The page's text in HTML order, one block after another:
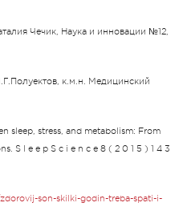
Чечик, Наука и инновации №12,
к.м.н. Медицинский
sleep, stress, and metabolism: From
S l e e p S c i e n c e 8 ( 2 0 1 5 ) 1 4 3
son-skilki-godin-treba-spati-i-